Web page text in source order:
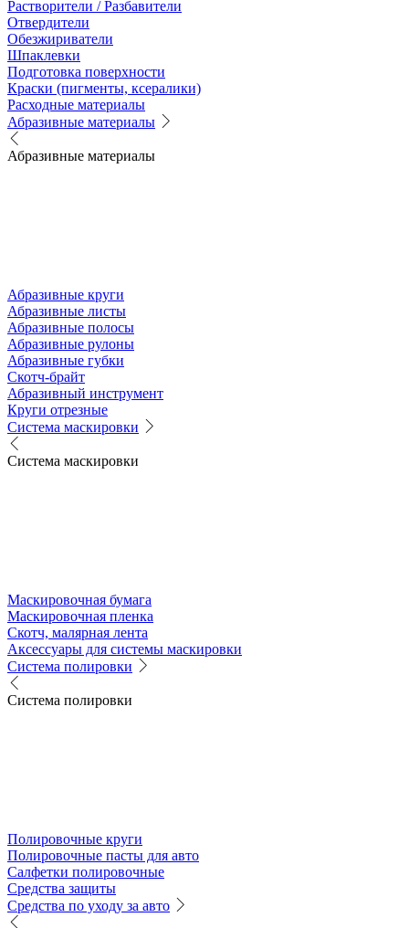
Растворители / Разбавители
Отвердители
Обезжириватели
Шпаклевки
Подготовка поверхности
Краски (пигменты, ксералики)
Расходные материалы
Абразивные материалы
Абразивные материалы
Абразивные круги
Абразивные листы
Абразивные полосы
Абразивные рулоны
Абразивные губки
Скотч-брайт
Абразивный инструмент
Круги отрезные
Система маскировки
Система маскировки
Маскировочная бумага
Маскировочная пленка
Скотч, малярная лента
Аксессуары для системы маскировки
Система полировки
Система полировки
Полировочные круги
Полировочные пасты для авто
Салфетки полировочные
Средства защиты
Средства по уходу за авто